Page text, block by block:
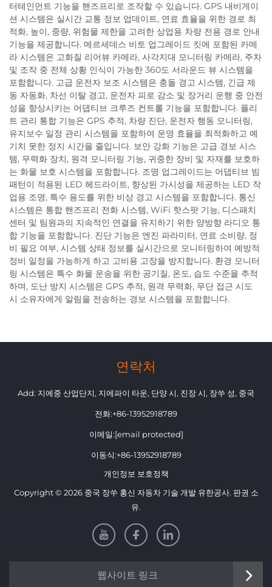
터테인먼트 기능을 핸즈프리로 조작할 수 있습니다. GPS 내비게이
션 시스템은 실시간 교통 정보 업데이트, 연료 효율을 위한 경로 최
적화, 높이, 중량, 위험물 제한을 고려한 상업용 차량 전용 경로 안내
기능을 제공합니다. 메르세데스 비토 업그레이드 킷에 포함된 카메
라 시스템은 고화질 리어뷰 카메라, 사각지대 모니터링 카메라, 주차
및 조작 중 전체 상황 인식이 가능한 360도 서라운드 뷰 시스템을
포함합니다. 고급 운전자 보조 시스템은 충돌 경고 시스템, 긴급 제
동 자동화, 차선 이탈 경고, 운전자 피로 감소 및 장거리 운행 중 안전
성을 향상시키는 어댑티브 크루즈 컨트롤 기능을 포함합니다. 플리
트 관리 통합 기능은 GPS 추적, 차량 진단, 운전자 행동 모니터링,
유지보수 일정 관리 시스템을 포함하여 운영 효율을 최적화하고 예
기치 못한 정지 시간을 줄입니다. 보안 강화 기능은 고급 경보 시스
템, 무력화 장치, 원격 모니터링 기능, 귀중한 장비 및 자재를 보호하
는 화물 보호 시스템을 포함합니다. 조명 업그레이드는 어댑티브 빔
패턴이 적용된 LED 헤드라이트, 향상된 가시성을 제공하는 LED 작
업용 조명, 특수 용도를 위한 비상 경고 시스템을 포함합니다. 통신
시스템은 통합 핸즈프리 전화 시스템, WiFi 핫스팟 기능, 디스패치
센터 및 팀원과의 지속적인 연결을 유지하기 위한 양방향 라디오 통
합 기능을 포함합니다. 진단 기능은 엔진 파라미터, 연료 소비량, 정
비 필요 여부, 시스템 상태 정보를 실시간으로 모니터링하여 예방적
정비 일정을 가능하게 하고 고비용 고장을 방지합니다. 환경 모니터
링 시스템은 특수 화물 운송을 위한 공기질, 온도, 습도 수준을 추적
하며, 도난 방지 시스템은 GPS 추적, 원격 무력화, 무단 접근 시도
시 소유자에게 알림을 전송하는 경보 시스템을 포함합니다.
연락처
Add: 지에중 산업단지, 지에파이 타운, 단양 시, 진장 시, 장쑤 성, 중국
전화:+86-13952918789
이메일:[email protected]
이동식:+86-13952918789
개인정보 보호정책
Copyright © 2026 중국 장쑤 홍신 자동차 기술 개발 유한공사. 판권 소
유.
웹사이트 링크